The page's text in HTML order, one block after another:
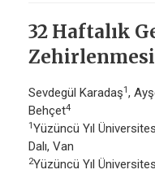
32 Haftalık
Zehirlenmesi
Sevdegül Karadaş1,
Behçet4
1Yüzüncü Yıl
Dalı, Van
2Yüzüncü Yıl